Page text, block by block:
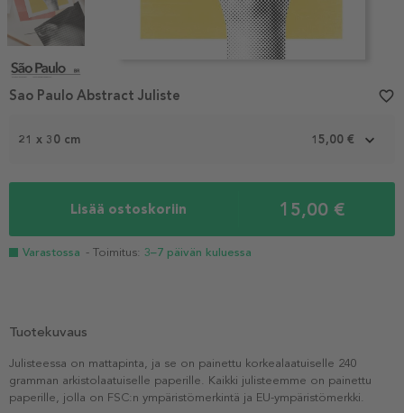
1
21 x 30 cm 15,00 €
Lisää ostoskoriin 15,00 €
Varastossa - Toimitus: 3–7 päivän kuluessa
Sao Paulo Abstract Juliste favorite_border
Tuotekuvaus
Julisteessa on mattapinta, ja se on painettu korkealaatuiselle 240
gramman arkistolaatuiselle paperille. Kaikki julisteemme on painettu
paperille, jolla on FSC:n ympäristömerkintä ja EU-ympäristömerkki.